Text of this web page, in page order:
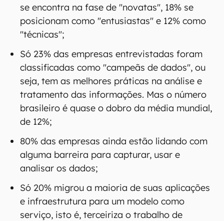
se encontra na fase de "novatas", 18% se
posicionam como "entusiastas" e 12% como
"técnicas";
Só 23% das empresas entrevistadas foram
classificadas como "campeãs de dados", ou
seja, tem as melhores práticas na análise e
tratamento das informações. Mas o número
brasileiro é quase o dobro da média mundial,
de 12%;
80% das empresas ainda estão lidando com
alguma barreira para capturar, usar e
analisar os dados;
Só 20% migrou a maioria de suas aplicações
e infraestrutura para um modelo como
serviço, isto é, terceiriza o trabalho de